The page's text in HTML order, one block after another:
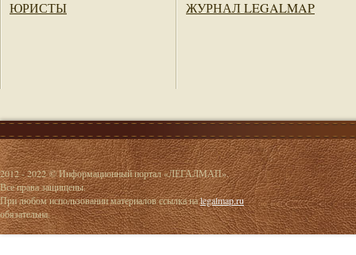
ЮРИСТЫ
ЖУРНАЛ LEGALMAP
2012 - 2022 © Информационный портал «ЛЕГАЛМАП».
Все права защищены.
При любом использовании материалов ссылка наlegalmap.ru
обязательна.